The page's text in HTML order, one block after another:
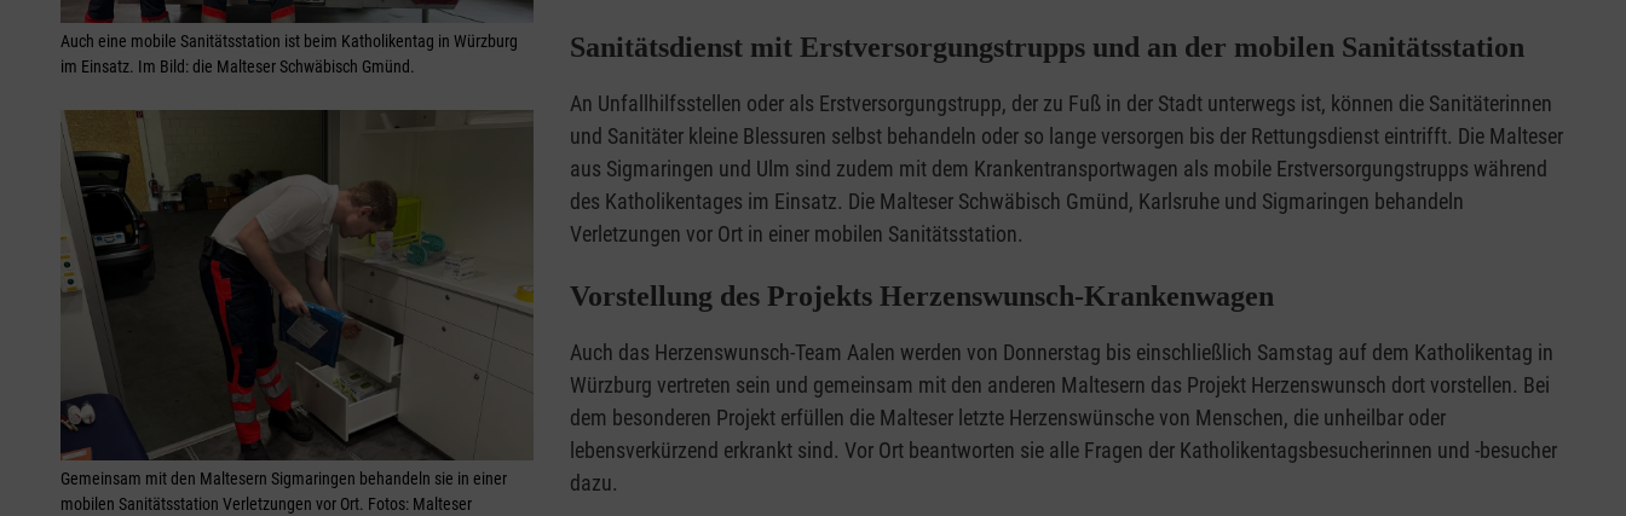
Auch eine mobile Sanitätsstation ist beim Katholikentag in Würzburg
im Einsatz. Im Bild: die Malteser Schwäbisch Gmünd.
Gemeinsam mit den Maltesern Sigmaringen behandeln sie in einer
mobilen Sanitätsstation Verletzungen vor Ort. Fotos: Malteser
Sanitätsdienst mit Erstversorgungstrupps und an der mobilen Sanitätsstation
An Unfallhilfsstellen oder als Erstversorgungstrupp, der zu Fuß in der Stadt unterwegs ist, können die Sanitäterinnen
und Sanitäter kleine Blessuren selbst behandeln oder so lange versorgen bis der Rettungsdienst eintrifft. Die Malteser
aus Sigmaringen und Ulm sind zudem mit dem Krankentransportwagen als mobile Erstversorgungstrupps während
des Katholikentages im Einsatz. Die Malteser Schwäbisch Gmünd, Karlsruhe und Sigmaringen behandeln
Verletzungen vor Ort in einer mobilen Sanitätsstation.
Vorstellung des Projekts Herzenswunsch-Krankenwagen
Auch das Herzenswunsch-Team Aalen werden von Donnerstag bis einschließlich Samstag auf dem Katholikentag in
Würzburg vertreten sein und gemeinsam mit den anderen Maltesern das Projekt Herzenswunsch dort vorstellen. Bei
dem besonderen Projekt erfüllen die Malteser letzte Herzenswünsche von Menschen, die unheilbar oder
lebensverkürzend erkrankt sind. Vor Ort beantworten sie alle Fragen der Katholikentagsbesucherinnen und -besucher
dazu.